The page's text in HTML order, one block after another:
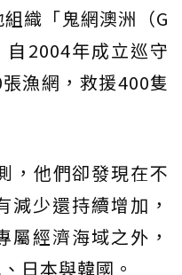
織「鬼網澳洲（G
2004年成立巡守
漁網，救援400隻
，他們卻發現在不
減少還持續增加，
屬經濟海域之外，
日本與韓國。